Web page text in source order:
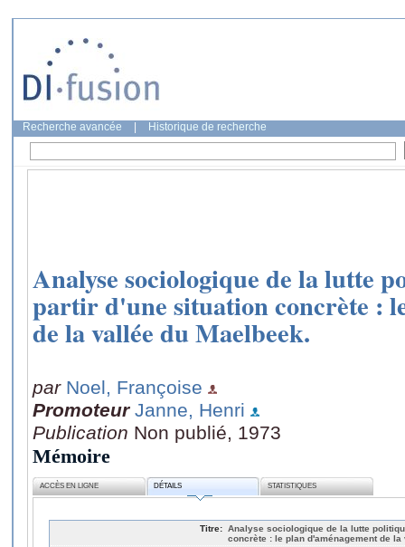
Recherche avancée Historique de recherche
Analyse sociologique de la lutte
partir d'une situation concrète :
de la vallée du Maelbeek.
par Noel, Françoise
Promoteur Janne, Henri
Publication Non publié, 1973
Mémoire
ACCÈS EN LIGNE DÉTAILS STATISTIQUES
Titre: Analyse sociologique de la lutte
concrète : le plan d'aménagement de la